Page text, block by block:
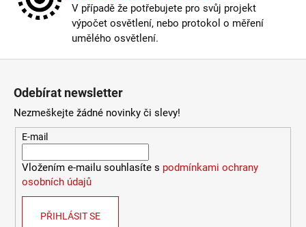
V případě že potřebujete pro svůj projekt
výpočet osvětlení, nebo protokol o měření
umělého osvětlení.
Odebírat newsletter
Nezmeškejte žádné novinky či slevy!
E-mail
Vložením e-mailu souhlasíte s podmínkami ochrany
osobních údajů
PŘIHLÁSIT SE